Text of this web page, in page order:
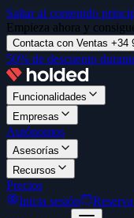
Saltar al contenido
Empieza ahora y
Contacta con Ventas +34
50% de descuento
Funcionalidades
Empresas
Autónomos
Asesorías
Recursos
Precios
Inicia sesión